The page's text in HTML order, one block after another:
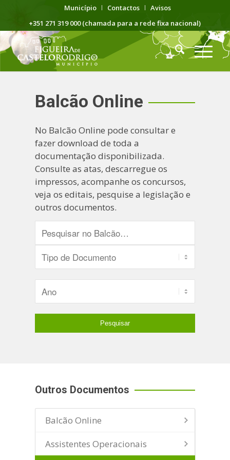
Município Contactos
Avisos
+351 271 319 000 (chamada para a rede fixa nacional)
Balcão Online
No Balcão Online pode consultar e
fazer download de toda a
documentação disponibilizada.
Consulte as atas, descarregue os
impressos, acompanhe os concursos,
veja os editais, pesquise a legislação e
outros documentos.
Outros Documentos
Balcão Online
Assistentes Operacionais